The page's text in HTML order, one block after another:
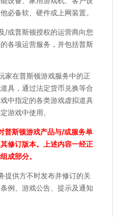
必备软、硬件或上网装置。
/或普斯顿授权的运营商向您
各项运营服务，并包括普斯
家在普斯顿游戏服务中的正
具，通过法定货币兑换等合
中指定的各类游戏虚拟道具
游戏中使用。
普斯顿游戏产品与/或服务单
修订版本。上述内容一经正
成部分。
提供方不时发布并修订的关
例、游戏公告、提示及通知